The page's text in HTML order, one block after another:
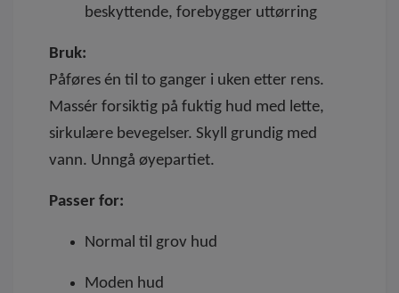
beskyttende, forebygger uttørring
Bruk:
Påføres én til to ganger i uken etter rens.
Massér forsiktig på fuktig hud med lette,
sirkulære bevegelser. Skyll grundig med
vann. Unngå øyepartiet.
Passer for:
Normal til grov hud
Moden hud